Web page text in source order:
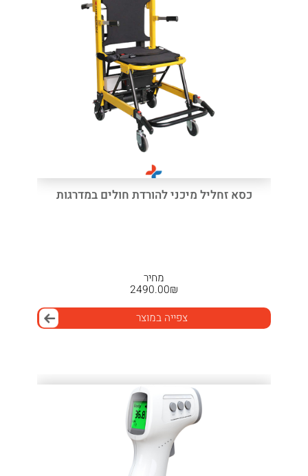
כסא זחליל מיכני להורדת חולים במדרגות
מחיר
₪
2490.00
צפייה במוצר